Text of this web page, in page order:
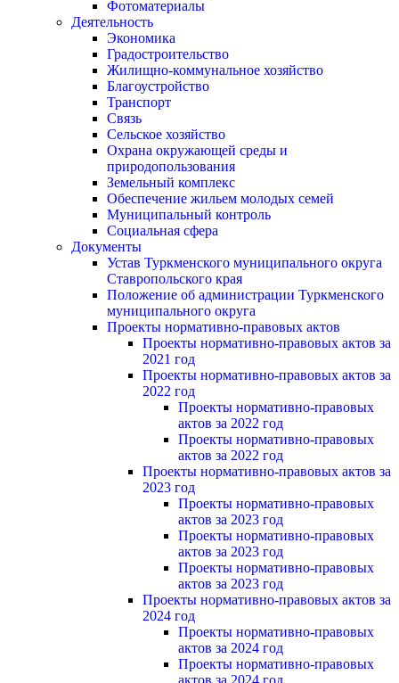
Фотоматериалы
Деятельность
Экономика
Градостроительство
Жилищно-коммунальное хозяйство
Благоустройство
Транспорт
Связь
Сельское хозяйство
Охрана окружающей среды и
природопользования
Земельный комплекс
Обеспечение жильем молодых семей
Муниципальный контроль
Социальная сфера
Документы
Устав Туркменского муниципального округа
Ставропольского края
Положение об администрации Туркменского
муниципального округа
Проекты нормативно-правовых актов
Проекты нормативно-правовых актов за
2021 год
Проекты нормативно-правовых актов за
2022 год
Проекты нормативно-правовых
актов за 2022 год
Проекты нормативно-правовых
актов за 2022 год
Проекты нормативно-правовых актов за
2023 год
Проекты нормативно-правовых
актов за 2023 год
Проекты нормативно-правовых
актов за 2023 год
Проекты нормативно-правовых
актов за 2023 год
Проекты нормативно-правовых актов за
2024 год
Проекты нормативно-правовых
актов за 2024 год
Проекты нормативно-правовых
актов за 2024 год